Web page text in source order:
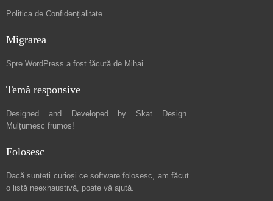
Politica de Confidențialitate
Migrarea
Spre WordPress a fost făcută de Mihai.
Temă responsive
Designed and Developed by Skat Design.
Mulțumesc frumos!
Folosesc
Dacă sunteți curioși ce software folosesc, am făcut
o listă neexhaustivă, poate vă ajută.